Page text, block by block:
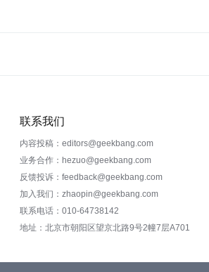
联系我们
内容投稿：editors@geekbang.com
业务合作：hezuo@geekbang.com
反馈投诉：feedback@geekbang.com
加入我们：zhaopin@geekbang.com
联系电话：010-64738142
地址：北京市朝阳区望京北路9号2幢7层A701